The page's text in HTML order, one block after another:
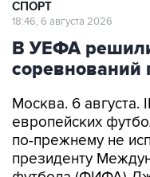
СПОРТ
18:46, 6 августа 2026
В УЕФА
Москва. 6 августа.
европейских
по-прежнему не
президенту